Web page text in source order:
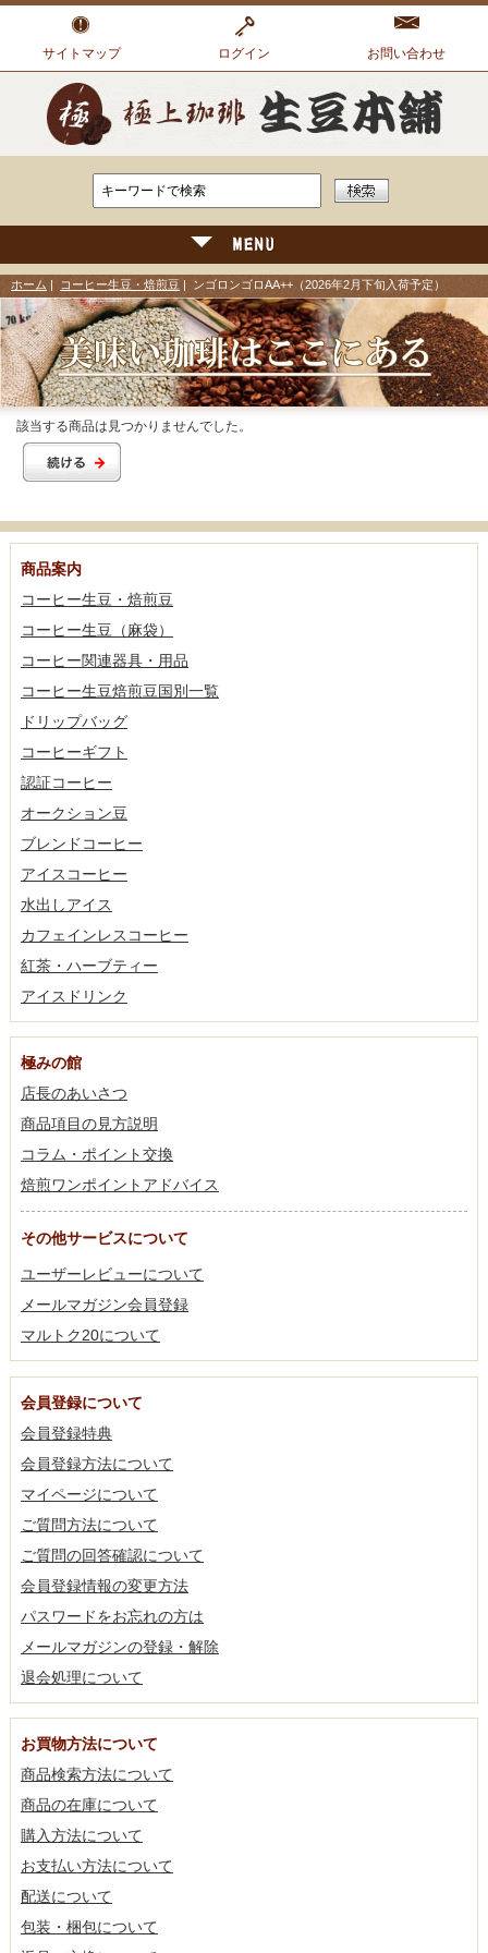
サイトマップ ログイン お問い合わせ
ホーム コーヒー生豆・焙煎豆 | ンゴロンゴロAA++（2026年2月下旬入荷予定）
該当する商品は見つかりませんでした。
商品案内
コーヒー生豆・焙煎豆
コーヒー生豆（麻袋）
コーヒー関連器具・用品
コーヒー生豆焙煎豆国別一覧
ドリップバッグ
コーヒーギフト
認証コーヒー
オークション豆
ブレンドコーヒー
アイスコーヒー
水出しアイス
カフェインレスコーヒー
紅茶・ハーブティー
アイスドリンク
極みの館
店長のあいさつ
商品項目の見方説明
コラム・ポイント交換
焙煎ワンポイントアドバイス
その他サービスについて
ユーザーレビューについて
メールマガジン会員登録
マルトク20について
会員登録について
会員登録特典
会員登録方法について
マイページについて
ご質問方法について
ご質問の回答確認について
会員登録情報の変更方法
パスワードをお忘れの方は
メールマガジンの登録・解除
退会処理について
お買物方法について
商品検索方法について
商品の在庫について
購入方法について
お支払い方法について
配送について
包装・梱包について